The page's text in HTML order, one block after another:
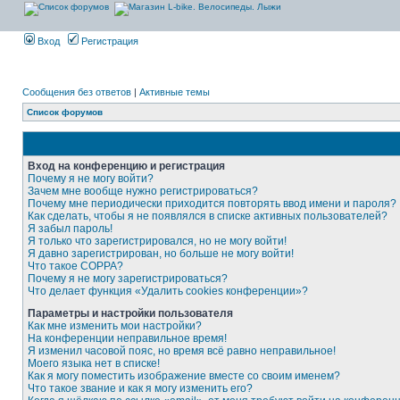
Вход Регистрация
Сообщения без ответов | Активные темы
Список форумов
Вход на конференцию и регистрация
Почему я не могу войти?
Зачем мне вообще нужно регистрироваться?
Почему мне периодически приходится повторять ввод имени и пароля?
Как сделать, чтобы я не появлялся в списке активных пользователей?
Я забыл пароль!
Я только что зарегистрировался, но не могу войти!
Я давно зарегистрирован, но больше не могу войти!
Что такое COPPA?
Почему я не могу зарегистрироваться?
Что делает функция «Удалить cookies конференции»?
Параметры и настройки пользователя
Как мне изменить мои настройки?
На конференции неправильное время!
Я изменил часовой пояс, но время всё равно неправильное!
Моего языка нет в списке!
Как я могу поместить изображение вместе со своим именем?
Что такое звание и как я могу изменить его?